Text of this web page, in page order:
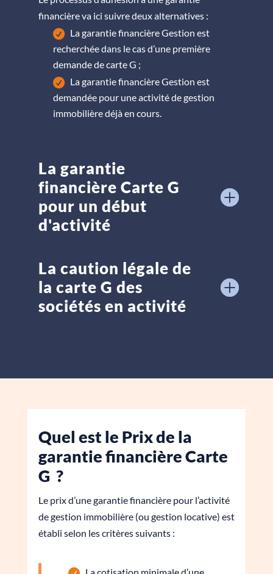
financière va ici suivre deux alternatives :
La garantie financière Gestion est
recherchée dans le cas d’une première
demande de carte G ;
La garantie financière Gestion est
demandée pour une activité de gestion
immobilière déjà en cours.
La garantie
financière Carte G
pour un début
d'activité
La caution légale de
la carte G des
sociétés en activité
Quel est le Prix de la
garantie financière Carte
G ?
Le prix d’une garantie financière pour l’activité
de gestion immobilière (ou gestion locative) est
établi selon les critères suivants :
La cotisation minimale d’une